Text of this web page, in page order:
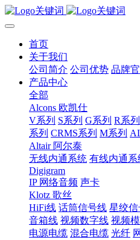
首页
关于我们
公司简介 公司优势 品牌
产品中心
全部
Alcons 欧凯仕
V系列 S系列 G系列 R系列
系列 CRMS系列 M系列
Altair 阿尔泰
无线内通系统 有线内通系
Digigram
IP 网络音频 声卡
Klotz 歌丝
HiFi线 话筒信号线 星绞
音箱线 视频数字线 视频
电源电缆 混合电缆 光纤